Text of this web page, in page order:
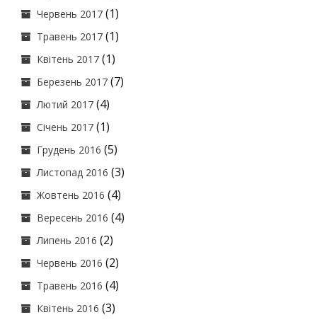
Червень 2017 (1)
Травень 2017 (1)
Квітень 2017 (1)
Березень 2017 (7)
Лютий 2017 (4)
Січень 2017 (1)
Грудень 2016 (5)
Листопад 2016 (3)
Жовтень 2016 (4)
Вересень 2016 (4)
Липень 2016 (2)
Червень 2016 (2)
Травень 2016 (4)
Квітень 2016 (3)